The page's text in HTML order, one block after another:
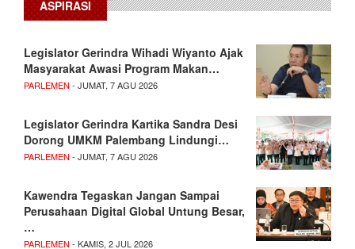
ASPIRASI
Legislator Gerindra Wihadi Wiyanto Ajak
Masyarakat Awasi Program Makan…
PARLEMEN - JUMAT, 7 AGU 2026
Legislator Gerindra Kartika Sandra Desi
Dorong UMKM Palembang Lindungi…
PARLEMEN - JUMAT, 7 AGU 2026
Kawendra Tegaskan Jangan Sampai
Perusahaan Digital Global Untung Besar,
…
PARLEMEN - KAMIS, 2 JUL 2026